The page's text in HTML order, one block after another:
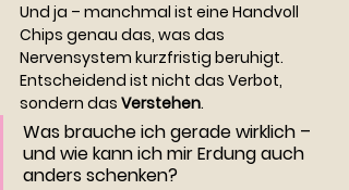
Und ja – manchmal ist eine Handvoll
Chips genau das, was das
Nervensystem kurzfristig beruhigt.
Entscheidend ist nicht das Verbot,
sondern das Verstehen.
Was brauche ich gerade wirklich –
und wie kann ich mir Erdung auch
anders schenken?